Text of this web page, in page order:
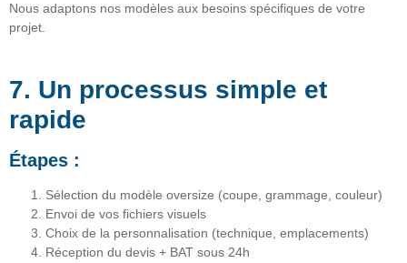
Nous adaptons nos modèles aux besoins spécifiques de votre
projet.
7. Un processus simple et
rapide
Étapes :
Sélection du modèle oversize (coupe, grammage, couleur)
Envoi de vos fichiers visuels
Choix de la personnalisation (technique, emplacements)
Réception du devis + BAT sous 24h